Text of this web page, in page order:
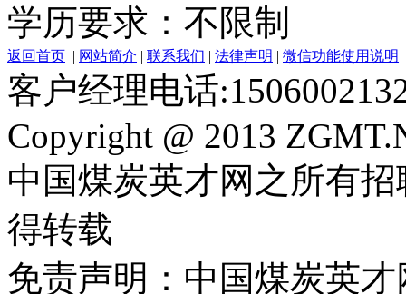
学历要求：不限制
返回首页 | 网站简介 | 联系我们 | 法律声明 | 微信功能使用说明
客户经理电话
Copyright @ 2013
中国煤炭英才网之所有
得转载
免责声明：中国煤炭英